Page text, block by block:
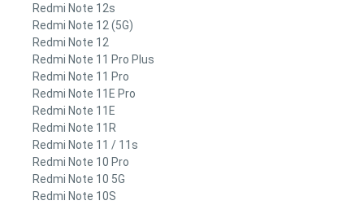
Redmi Note 12s
Redmi Note 12 (5G)
Redmi Note 12
Redmi Note 11 Pro Plus
Redmi Note 11 Pro
Redmi Note 11E Pro
Redmi Note 11E
Redmi Note 11R
Redmi Note 11 / 11s
Redmi Note 10 Pro
Redmi Note 10 5G
Redmi Note 10S